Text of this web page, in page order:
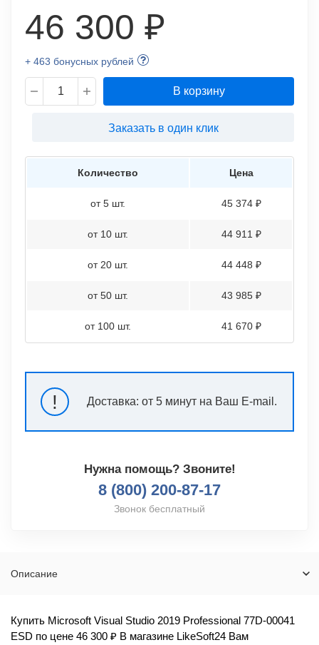
46 300 ₽
+ 463 бонусных рублей
В корзину
Заказать в один клик
Количество Цена
от 5 шт. 45 374 ₽
от 10 шт. 44 911 ₽
от 20 шт. 44 448 ₽
от 50 шт. 43 985 ₽
от 100 шт. 41 670 ₽
! Доставка: от 5 минут на Ваш E-mail.
Нужна помощь? Звоните!
8 (800) 200-87-17
Звонок бесплатный
Описание
Купить Microsoft Visual Studio 2019 Professional 77D-00041
ESD по цене 46 300 ₽ В магазине LikeSoft24 Вам